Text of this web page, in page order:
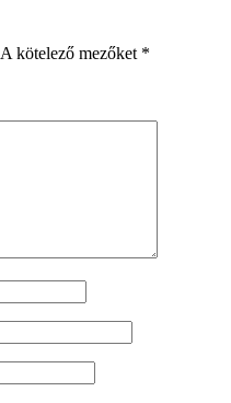
A kötelező mezőket *